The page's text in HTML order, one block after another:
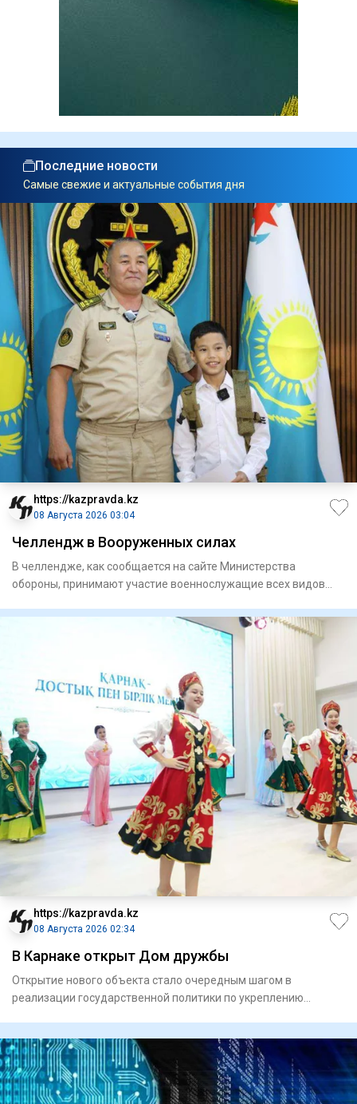
Последние новости
Самые свежие и актуальные события дня
https://kazpravda.kz
08 Августа 2026 03:04
Челлендж в Вооруженных силах
В челлендже, как сообщается на сайте Министерства
обороны, принимают участие военнослужащие всех видов
https://kazpravda.kz
08 Августа 2026 02:34
В Карнаке открыт Дом дружбы
Открытие нового объекта стало очередным шагом в
реализации государственной политики по укреп­лению